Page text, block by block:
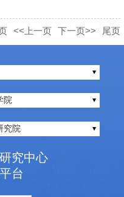
<<上一页 下一页>> 尾页
院
究院
究中心
台